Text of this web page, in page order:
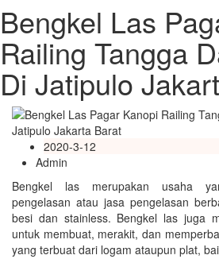
Bengkel Las
Railing Tangga
Di Jatipulo
2020-3-12
Admin
Bengkel las merupakan usaha
pengelasan atau jasa pengelasan
besi dan stainless. Bengkel las juga
untuk membuat, merakit, dan
yang terbuat dari logam ataupun plat,